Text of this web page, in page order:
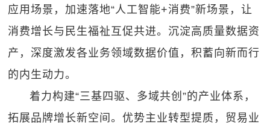
应用场景，加速落地“人工智能+消费”新场景，让
消费增长与民生福祉互促共进。沉淀高质量数据资
产，深度激发各业务领域数据价值，积蓄向新而行
的内生动力。
着力构建“三基四驱、多域共创”的产业体系，
拓展品牌增长新空间。优势主业转型提质，贸易业